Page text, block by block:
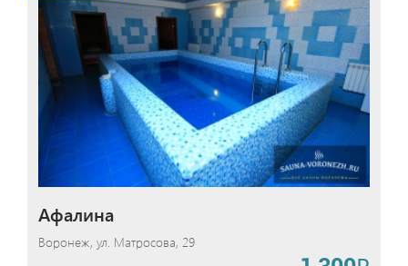
Афалина
Воронеж, ул. Матросова, 29